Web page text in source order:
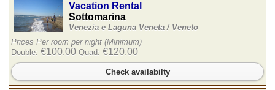
Vacation Rental
Sottomarina
Venezia e Laguna Veneta / Veneto
Prices Per room per night (Minimum)
Double: €100.00 Quad: €120.00
Check availabilty